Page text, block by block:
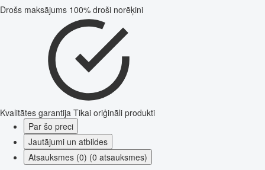
Drošs maksājums 100% droši norēķini
Kvalitātes garantija Tikai oriģināli produkti
Par šo preci
Jautājumi un atbildes
Atsauksmes (0) (0 atsauksmes)